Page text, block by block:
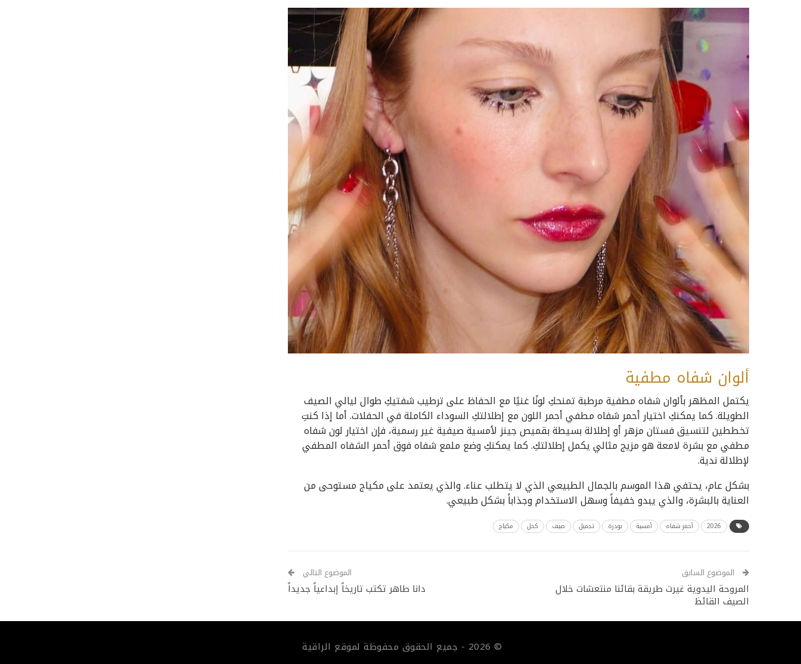
ألوان شفاه مطفية
يكتمل المظهر بألوان شفاه مطفية مرطبة تمنحكِ لونًا غنيًا مع الحفاظ على ترطيب شفتيكِ طوال ليالي الصيف
الطويلة. كما يمكنكِ اختيار أحمر شفاه مطفي أحمر اللون مع إطلالتكِ السوداء الكاملة في الحفلات. أما إذا كنتِ
تخططين لتنسيق فستان مزهر أو إطلالة بسيطة بقميص جينز لأمسية صيفية غير رسمية، فإن اختيار لون شفاه
مطفي مع بشرة لامعة هو مزيج مثالي يكمل إطلالتكِ. كما يمكنكِ وضع ملمع شفاه فوق أحمر الشفاه المطفي
لإطلالة ندية.
بشكل عام، يحتفي هذا الموسم بالجمال الطبيعي الذي لا يتطلب عناء. والذي يعتمد على مكياج مستوحى من
العناية بالبشرة، والذي يبدو خفيفاً وسهل الاستخدام وجذاباً بشكل طبيعي.
2026 أحمر شفاه أمسية بودرة تجميل صيف كحل مكياج
الموضوع السابق
المروحة اليدوية غيرت طريقة بقائنا منتعشات خلال
الصيف القائظ
الموضوع التالي
دانا طاهر تكتب تاريخاً إبداعياً جديداً
© 2026 - جميع الحقوق محفوظة لموقع الراقية